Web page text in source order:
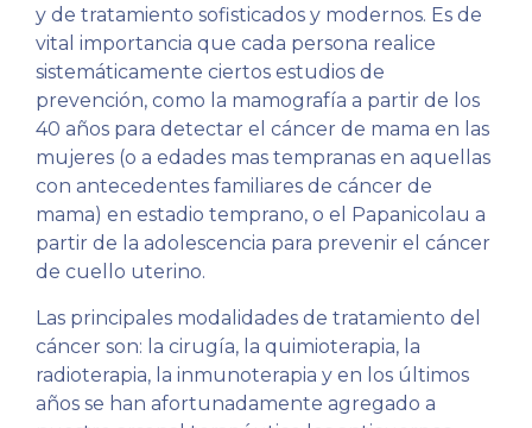
y de tratamiento sofisticados y modernos. Es de
vital importancia que cada persona realice
sistemáticamente ciertos estudios de
prevención, como la mamografía a partir de los
40 años para detectar el cáncer de mama en las
mujeres (o a edades mas tempranas en aquellas
con antecedentes familiares de cáncer de
mama) en estadio temprano, o el Papanicolau a
partir de la adolescencia para prevenir el cáncer
de cuello uterino.
Las principales modalidades de tratamiento del
cáncer son: la cirugía, la quimioterapia, la
radioterapia, la inmunoterapia y en los últimos
años se han afortunadamente agregado a